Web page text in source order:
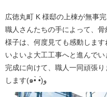
広徳丸町 K 様邸の上棟が無事
職人さんたちの手によって、
様子は、何度見ても感動します
いよいよ大工工事へと進んでい
完成に向けて、 職人一同頑張り
します(๑•̀ •́)و